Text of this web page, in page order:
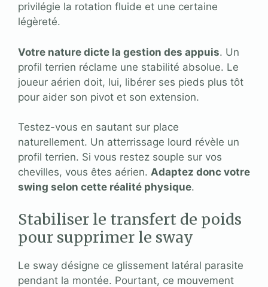
privilégie la rotation fluide et une certaine
légèreté.
Votre nature dicte la gestion des appuis. Un
profil terrien réclame une stabilité absolue. Le
joueur aérien doit, lui, libérer ses pieds plus tôt
pour aider son pivot et son extension.
Testez-vous en sautant sur place
naturellement. Un atterrissage lourd révèle un
profil terrien. Si vous restez souple sur vos
chevilles, vous êtes aérien. Adaptez donc votre
swing selon cette réalité physique.
Stabiliser le transfert de poids
pour supprimer le sway
Le sway désigne ce glissement latéral parasite
pendant la montée. Pourtant, ce mouvement